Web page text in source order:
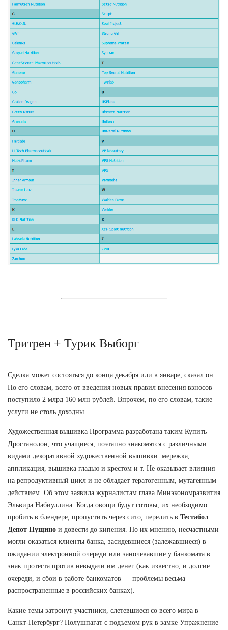
Тритрен + Турик Выборг
Сделка может состояться до конца декабря или в январе, сказал он.
По его словам, всего от введения новых правил внесения взносов
поступило 2 млрд 160 млн рублей. Впрочем, по его словам, такие
услуги не столь доходны.
Художественная вышивка Программа разработана таким Купить
Дростанолон, что учащиеся, поэтапно знакомятся с различными
видами декоративной художественной вышивки: мережка,
аппликация, вышивка гладью и крестом и т. Не оказывает влияния
на репродуктивный цикл и не обладает тератогенным, мутагенным
действием. Об этом заявила журналистам глава Минэкономразвития
Эльвира Набиуллина. Когда овощи будут готовы, их необходимо
пробить в блендере, пропустить через сито, перелить в Тестабол
Депот Пущино и довести до кипения. По их мнению, несчастными
могли оказаться клиенты банка, засидевшиеся (залежавшиеся) в
ожидании электронной очереди или заночевавшие у банкомата в
знак протеста против невыдачи им денег (как известно, и долгие
очереди, и сбои в работе банкоматов — проблемы весьма
распространенные в российских банках).
Какие темы затронут участники, слетевшиеся со всего мира в
Санкт-Петербург? Полушпагат с подъемом рук в замке Упражнение